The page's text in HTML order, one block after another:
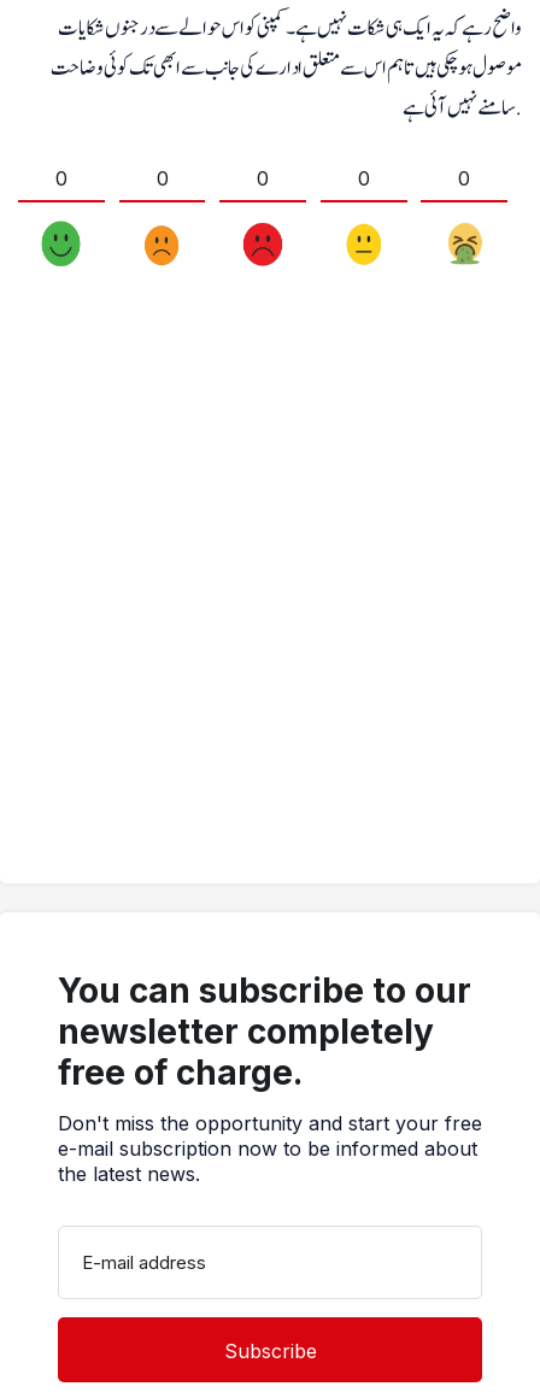
واضح رہے کہ یہ ایک ہی شکات نہیں ہے۔ کمپنی کو اس حوالے سے درجنوں شکایات
موصول ہوچکی ہیں تاہم اس سے متعلق ادارے کی جانب سے ابھی تک کوئی وضاحت
سامنے نہیں آئی ہے.
0 0 0 0 0
You can subscribe to our
newsletter completely
free of charge.
Don't miss the opportunity and start your free
e-mail subscription now to be informed about
the latest news.
E-mail address